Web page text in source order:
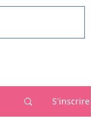
S'inscrire